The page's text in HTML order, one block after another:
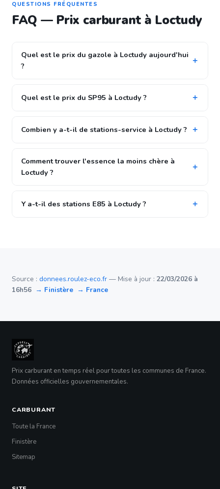
QUESTIONS FRÉQUENTES
FAQ — Prix carburant à Loctudy
Quel est le prix du gazole à Loctudy aujourd'hui
?
Quel est le prix du SP95 à Loctudy ?
Combien y a-t-il de stations-service à Loctudy ?
Comment trouver l'essence la moins chère à
Loctudy ?
Y a-t-il des stations E85 à Loctudy ?
Source : donnees.roulez-eco.fr — Mise à jour : 22/03/2026 à
16h56 → Finistère → France
Prix carburant en temps réel pour toutes les communes de France.
Données officielles gouvernementales.
CARBURANT
Toute la France
Finistère
Sitemap